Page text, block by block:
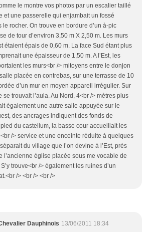
le montre vos photos par un escalier taillé
et une passerelle qui enjambait un fossé
le rocher. On trouve en bordure d’un à-pic
de tour d’environ 3,50 m X 2,50 m. Les murs
étaient épais de 0,60 m. La face Sud étant plus
une épaisseur de 1,50 m. A l’Est, les
les murs<br /> mitoyens entre le donjon
placée en contrebas, sur une terrasse de 10
d’un mur en moyen appareil irrégulier. Sur
se trouvait l’aula. Au Nord, 4<br /> mètres plus
également une autre salle appuyée sur le
des ancrages indiquent des fonds de
du castellum, la basse cour accueillait les
/> service et une enceinte réduite à quelques
du village que l’on devine à l’Est, près
l’ancienne église placée sous me vocable de
trouve<br /> également les ruines d’un
/> <br /> <br />
Dauphinois 13/06/2011 18:34